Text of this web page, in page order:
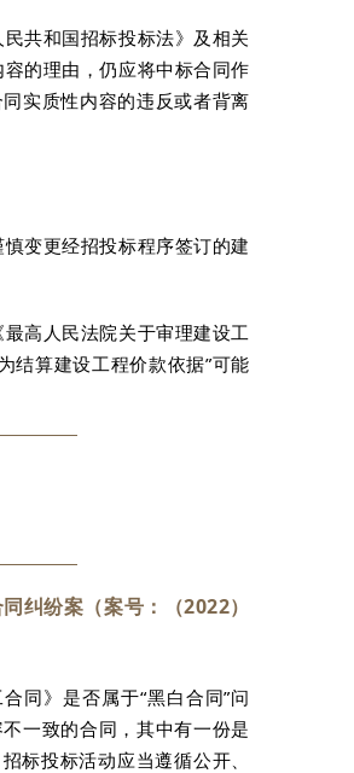
共和国招标投标法》及相关
的理由，仍应将中标合同作
实质性内容的违反或者背离
变更经招投标程序签订的建
高人民法院关于审理建设工
结算建设工程价款依据”可能
纠纷案（案号：（2022）
同》是否属于“黑白合同”问
一致的合同，其中有一份是
标投标活动应当遵循公开、